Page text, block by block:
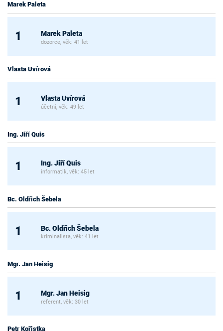
Marek Paleta
1 Marek Paleta
dozorce, věk: 41 let
Vlasta Uvírová
1 Vlasta Uvírová
účetní, věk: 49 let
Ing. Jiří Quis
1 Ing. Jiří Quis
informatik, věk: 45 let
Bc. Oldřich Šebela
1 Bc. Oldřich Šebela
kriminalista, věk: 41 let
Mgr. Jan Heisig
1 Mgr. Jan Heisig
referent, věk: 30 let
Petr Kořistka